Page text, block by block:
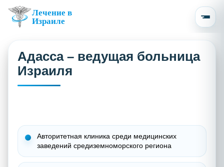
Лечение в
Израиле
Адасса – ведущая больница
Израиля
Авторитетная клиника среди медицинских
заведений средиземноморского региона